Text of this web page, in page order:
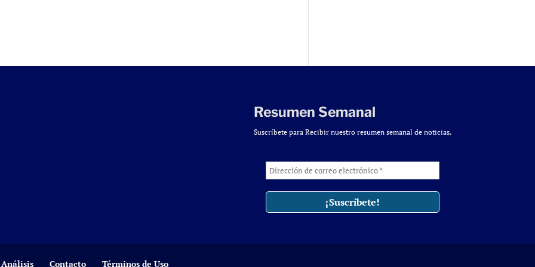
Resumen Semanal
Suscríbete para Recibir nuestro resumen semanal de noticias.
Análisis Contacto Términos de Uso